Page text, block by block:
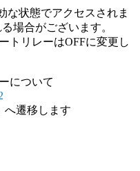
な状態でアクセスされま
場合がございます。
トリレーはOFFに変更し
について
へ遷移します